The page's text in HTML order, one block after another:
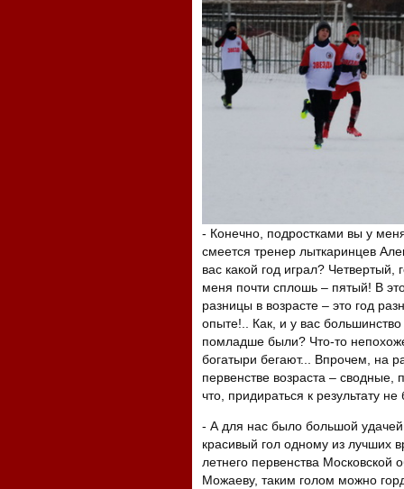
- Конечно, подростками вы у
смеется тренер лыткаринцев
вас какой год играл? Четвертый,
меня почти сплошь – пятый! В
разницы в возрасте – это год
опыте!.. Как, и у вас большинство
помладше были? Что-то
богатыри бегают... Впрочем, на
первенстве возраста – сводные,
что, придираться к результату не
- А для нас было большой удачей
красивый гол одному из лучших
летнего первенства Московской
Можаеву, таким голом можно